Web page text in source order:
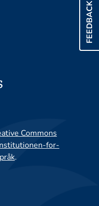
FEEDBACK
Commons
for-
.